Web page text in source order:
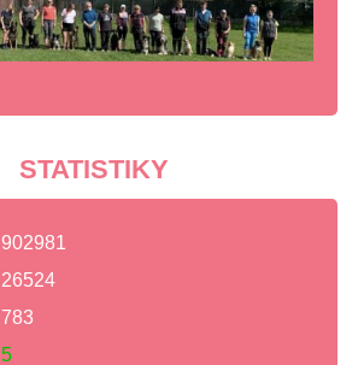
STATISTIKY
5
902981
26524
783